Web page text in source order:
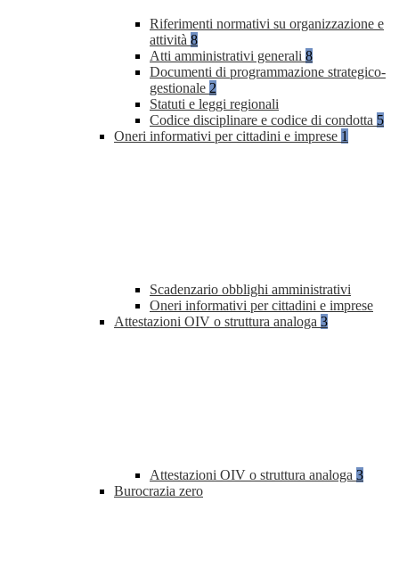
Riferimenti normativi su organizzazione e
attività 8
Atti amministrativi generali 8
Documenti di programmazione strategico-
gestionale 2
Statuti e leggi regionali
Codice disciplinare e codice di condotta 5
Oneri informativi per cittadini e imprese 1
Scadenzario obblighi amministrativi
Oneri informativi per cittadini e imprese
Attestazioni OIV o struttura analoga 3
Attestazioni OIV o struttura analoga 3
Burocrazia zero